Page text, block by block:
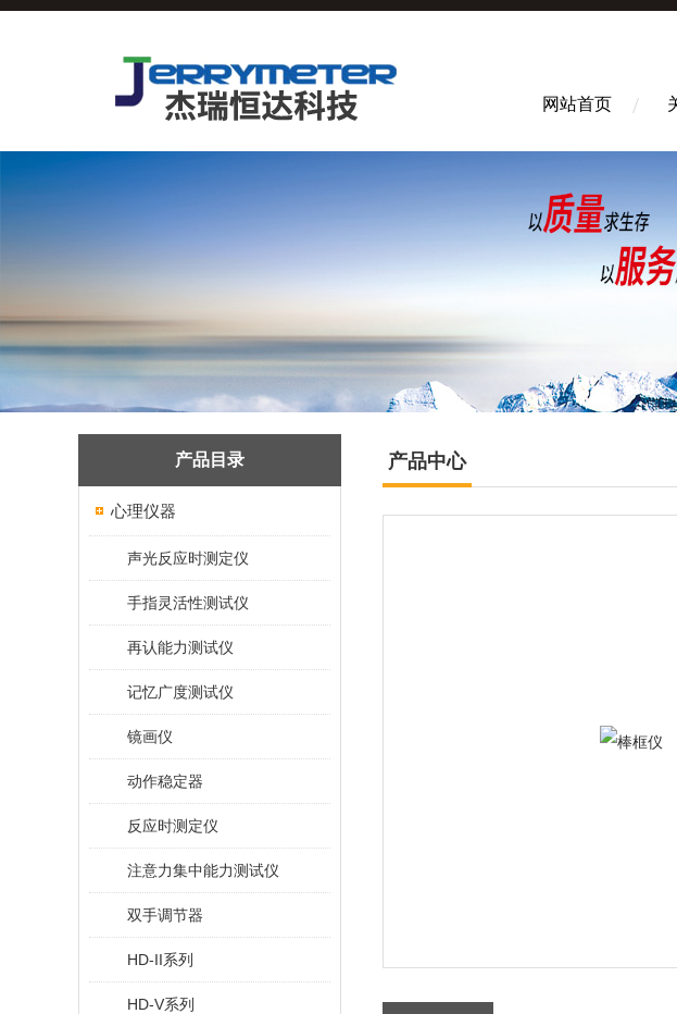
网站首页
产品目录
心理仪器
声光反应时测定仪
手指灵活性测试仪
再认能力测试仪
记忆广度测试仪
镜画仪
动作稳定器
反应时测定仪
注意力集中能力测试仪
双手调节器
HD-II系列
HD-V系列
产品中心